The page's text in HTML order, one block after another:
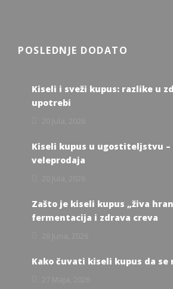
POSLEDNJE DODATO
Kiseli i sveži kupus: razlike u
upotrebi
Kiseli kupus u ugostiteljstvu –
veleprodaja
Zašto je kiseli kupus „živa
fermentacija i zdrava creva
Kako čuvati kiseli kupus da se